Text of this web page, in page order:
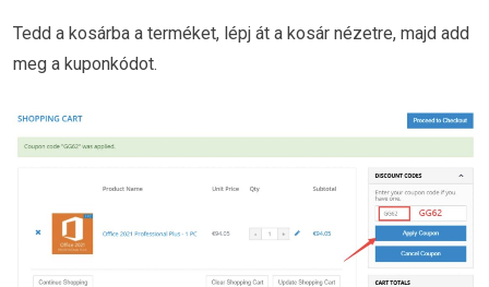
Tedd a kosárba a terméket, lépj át a kosár nézetre, majd add
meg a kuponkódot.